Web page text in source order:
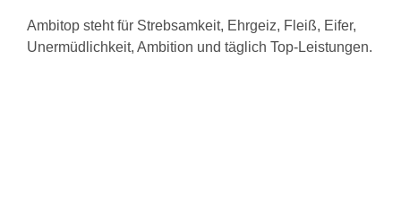
Ambitop steht für Strebsamkeit, Ehrgeiz, Fleiß, Eifer,
Unermüdlichkeit, Ambition und täglich Top-Leistungen.